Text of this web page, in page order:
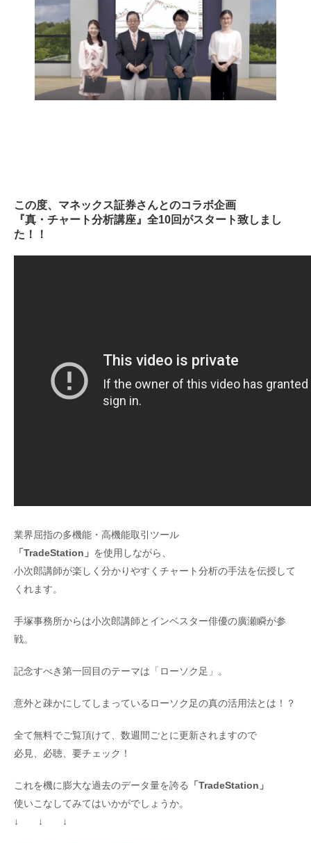
この度、マネックス証券さんとのコラボ企画
『真・チャート分析講座』 全10回がスタート致しまし
た！！
業界屈指の多機能・高機能取引ツール
「TradeStation」 を使用しながら、
小次郎講師が楽しく分かりやすくチャート分析の手法を伝授して
くれます。
手塚事務所からは小次郎講師とインベスター俳優の廣瀬瞬が参
戦。
記念すべき第一回目のテーマは「ローソク足」。
意外と疎かにしてしまっているローソク足の真の活用法とは！？
全て無料でご覧頂けて、数週間ごとに更新されますので
必見、必聴、要チェック！
これを機に膨大な過去のデータ量を誇る
「TradeStation」
使いこなしてみてはいかがでしょうか。
↓ ↓ ↓